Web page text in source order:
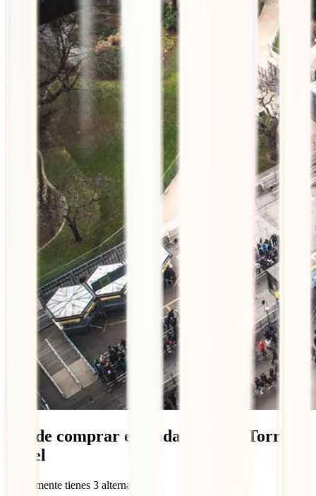
Dónde comprar entradas para la Torre
Eiffel
Básicamente tienes 3 alternativas: